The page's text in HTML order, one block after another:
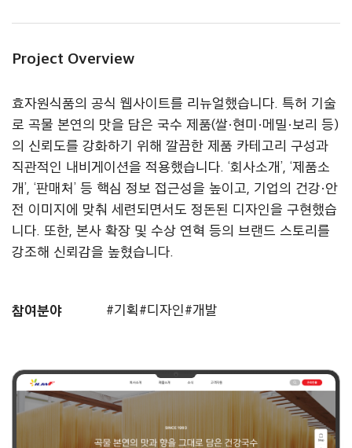
Project Overview
효자원식품의 공식 웹사이트를 리뉴얼했습니다. 특허 기술
로 곡물 본연의 맛을 담은 국수 제품(쌀·현미·메밀·보리 등)
의 신뢰도를 강화하기 위해 깔끔한 제품 카테고리 구성과
직관적인 내비게이션을 적용했습니다. ‘회사소개’, ‘제품소
개’, ‘판매처’ 등 핵심 정보 접근성을 높이고, 기업의 건강·안
전 이미지에 맞춰 세련되면서도 정돈된 디자인을 구현했습
니다. 또한, 본사 확장 및 수상 연혁 등의 브랜드 스토리를
강조해 신뢰감을 높혔습니다.
참여분야 #기획#디자인#개발